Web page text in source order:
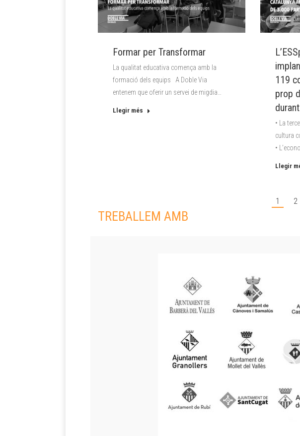
Formar per Transformar
La qualitat educativa comença amb la
formació dels equips A Doble Via
entenem que oferir un servei de migdia…
Llegir més
119
prop
• La
cultura
•
Llegir
1 2
TREBALLEM AMB